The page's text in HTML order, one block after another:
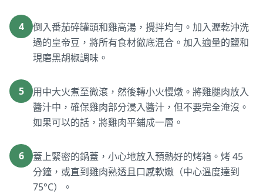
4
倒入番茄碎罐頭和雞高湯，攪拌均勻。加入瀝乾沖洗
過的皇帝豆，將所有食材徹底混合。加入適量的鹽和
現磨黑胡椒調味。
5
用中大火煮至微滾，然後轉小火慢燉。將雞腿肉放入
醬汁中，確保雞肉部分浸入醬汁，但不要完全淹沒。
如果可以的話，將雞肉平鋪成一層。
6
蓋上緊密的鍋蓋，小心地放入預熱好的烤箱。烤 45
分鐘，或直到雞肉熟透且口感軟嫩（中心溫度達到
75°C）。